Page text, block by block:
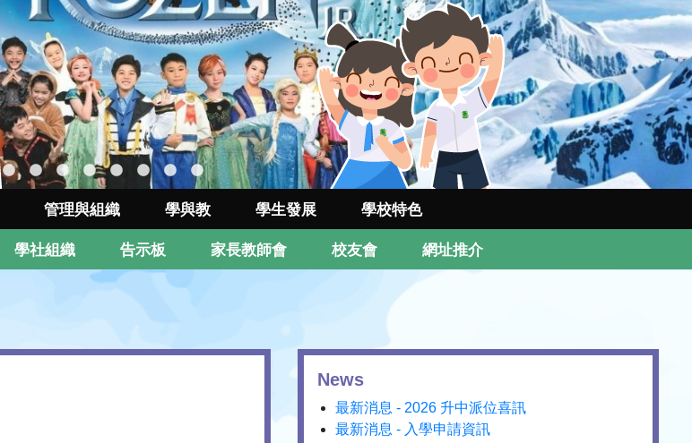
管理與組織 學與教 學生發展 學校特色
學社組織 告示板 家長教師會 校友會 網址推介
News
最新消息 - 2026 升中派位喜訊
最新消息 - 入學申請資訊